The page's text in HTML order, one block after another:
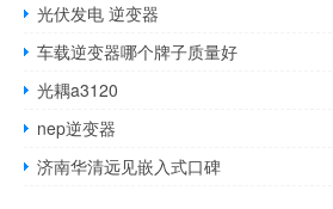
光伏发电 逆变器
车载逆变器哪个牌子质量好
光耦a3120
nep逆变器
济南华清远见嵌入式口碑